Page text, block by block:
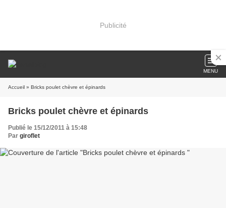
Publicité
MENU
Accueil » Bricks poulet chèvre et épinards
Bricks poulet chèvre et épinards
Publié le 15/12/2011 à 15:48
Par giroflet